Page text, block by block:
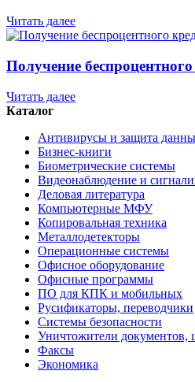
Читать далее
Получение
Читать далее
Каталог
Антивирусы и защита
Бизнес-книги
Биометрические системы
Видеонаблюдение и
Деловая литература
Компьютерные МФУ
Копировальная техника
Металлодетекторы
Операционные системы
Офисное оборудование
Офисные программы
ПО для КПК и мобильных
Русификаторы, переводчики
Системы безопасности
Уничтожители документов,
Факсы
Экономика